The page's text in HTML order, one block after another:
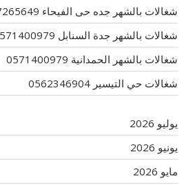
شغالات بالشهر جده حى الفيحاء 0577265649
شغالات بالشهر جدة السنابل 0571400979
شغالات بالشهر الحمدانية 0571400979
شغالات حي التيسير 0562346904
يوليو 2026
يونيو 2026
مايو 2026